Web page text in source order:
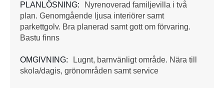
PLANLÖSNING:
Nyrenoverad familjevilla i två
plan. Genomgående ljusa interiörer samt
parkettgolv. Bra planerad samt gott om förvaring.
Bastu finns
OMGIVNING:
Lugnt, barnvänligt område. Nära till
skola/dagis, grönområden samt service